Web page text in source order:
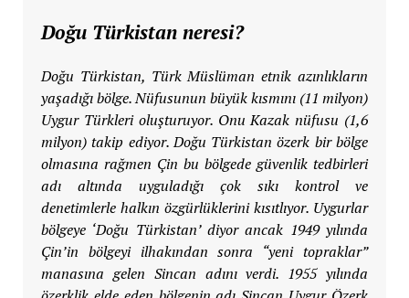
Doğu Türkistan neresi?
Doğu Türkistan, Türk Müslüman etnik azınlıkların
yaşadığı bölge. Nüfusunun büyük kısmını (11 milyon)
Uygur Türkleri oluşturuyor. Onu Kazak nüfusu (1,6
milyon) takip ediyor. Doğu Türkistan özerk bir bölge
olmasına rağmen Çin bu bölgede güvenlik tedbirleri
adı altında uyguladığı çok sıkı kontrol ve
denetimlerle halkın özgürlüklerini kısıtlıyor. Uygurlar
bölgeye ‘Doğu Türkistan’ diyor ancak 1949 yılında
Çin’in bölgeyi ilhakından sonra “yeni topraklar”
manasına gelen Sincan adını verdi. 1955 yılında